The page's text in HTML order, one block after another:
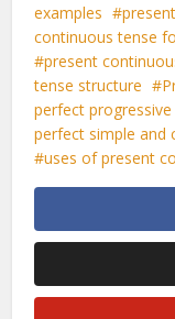
examples
continuous tense
present
tense structure
perfect progressive
perfect simple and
uses of present